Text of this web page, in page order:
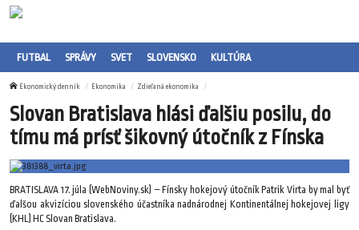
FUTBAL SPRÁVY SVET SLOVENSKO KULTÚRA
Ekonomický denník Ekonomika Zdieľaná ekonomika
Slovan Bratislava hlási ďalšiu posilu, do
tímu má prísť šikovný útočník z Fínska
BRATISLAVA 17. júla (WebNoviny.sk) – Fínsky hokejový útočník Patrik Virta by mal byť
ďalšou akvizíciou slovenského účastníka nadnárodnej Kontinentálnej hokejovej ligy
(KHL) HC Slovan Bratislava.